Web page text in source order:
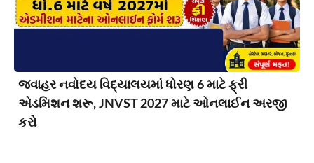
જવાહર નવોદય વિદ્યાલયમાં ધોરણ 6 માટે ફ્રી
એડમિશન શરૂ, JNVST 2027 માટે ઓનલાઈન અરજી
કરો